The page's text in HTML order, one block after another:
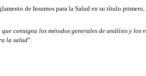
de Insumos para la Salud en su título
consigna los métodos generales de análisis y
la salud”.